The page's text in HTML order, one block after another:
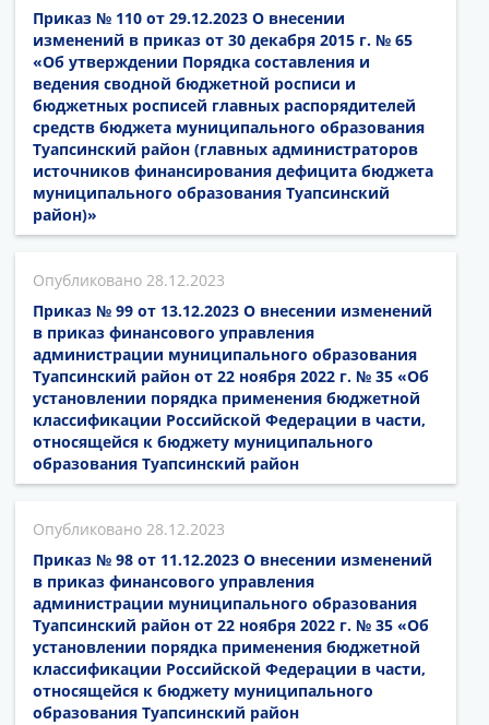
Приказ № 110 от 29.12.2023 О внесении
изменений в приказ от 30 декабря 2015 г. № 65
«Об утверждении Порядка составления и
ведения сводной бюджетной росписи и
бюджетных росписей главных распорядителей
средств бюджета муниципального образования
Туапсинский район (главных администраторов
источников финансирования дефицита бюджета
муниципального образования Туапсинский
район)»
28.12.2023
Приказ № 99 от 13.12.2023 О внесении изменений
в приказ финансового управления
администрации муниципального образования
Туапсинский район от 22 ноября 2022 г. № 35 «Об
установлении порядка применения бюджетной
классификации Российской Федерации в части,
относящейся к бюджету муниципального
образования Туапсинский район
28.12.2023
Приказ № 98 от 11.12.2023 О внесении изменений
в приказ финансового управления
администрации муниципального образования
Туапсинский район от 22 ноября 2022 г. № 35 «Об
установлении порядка применения бюджетной
классификации Российской Федерации в части,
относящейся к бюджету муниципального
образования Туапсинский район